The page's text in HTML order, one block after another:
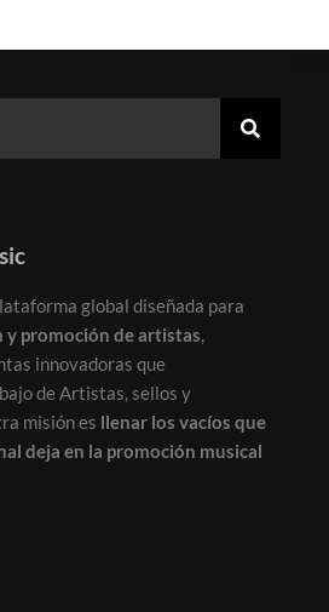
global diseñada para
promoción de artistas,
innovadoras que
de Artistas, sellos y
misión es llenar los vacíos que
deja en la promoción musical